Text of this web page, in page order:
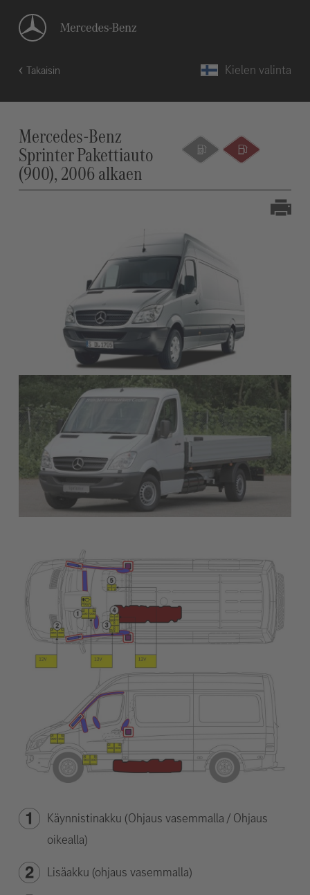
Takaisin Kielen valinta
Mercedes-Benz
Sprinter Pakettiauto
(900), 2006 alkaen
Käynnistinakku (Ohjaus vasemmalla / Ohjaus
oikealla)
Lisäakku (ohjaus vasemmalla)